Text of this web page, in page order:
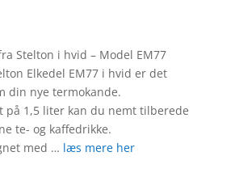
Stelton i hvid – Model EM77
Elkedel EM77 i hvid er det
din nye termokande.
på 1,5 liter kan du nemt tilberede
te- og kaffedrikke.
med … læs mere her